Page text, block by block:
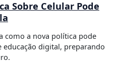
Sobre Celular Pode
como a nova política pode
digital, preparando